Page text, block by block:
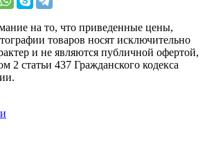
на то, что приведенные цены,
товаров носят исключительно
и не являются публичной офертой,
2 статьи 437 Гражданского кодекса